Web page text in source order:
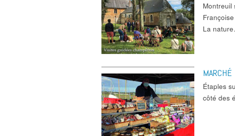
Montreuil
La
Étaples
côté des